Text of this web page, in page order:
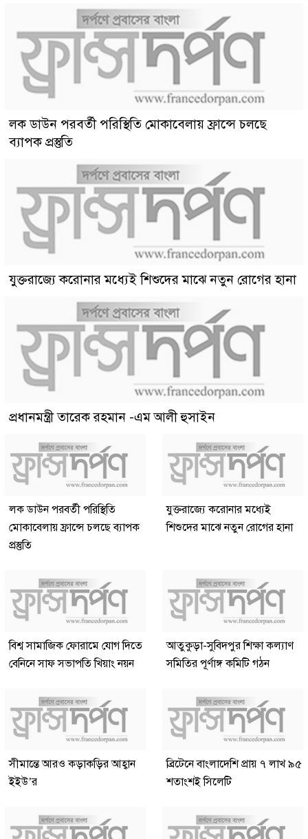
লক ডাউন পরবর্তী পরিস্থিতি মোকাবেলায় ফ্রান্সে চলছে
ব্যাপক প্রস্তুতি
যুক্তরাজ্যে করোনার মধ্যেই শিশুদের মাঝে নতুন রোগের হানা
প্রধানমন্ত্রী তারেক রহমান -এম আলী হুসাইন
লক ডাউন পরবর্তী পরিস্থিতি
মোকাবেলায় ফ্রান্সে চলছে ব্যাপক
প্রস্তুতি
যুক্তরাজ্যে করোনার মধ্যেই
শিশুদের মাঝে নতুন রোগের হানা
বিশ্ব সামাজিক ফোরামে যোগ দিতে
বেনিনে সাফ সভাপতি খিয়াং নয়ন
আতুকুড়া-সুবিদপুর শিক্ষা কল্যাণ
সমিতির পূর্ণাঙ্গ কমিটি গঠন
সীমান্তে আরও কড়াকড়ির আহ্বান
ইইউ’র
ব্রিটেনে বাংলাদেশি প্রায় ৭ লাখ ৯৫
শতাংশই সিলেটি